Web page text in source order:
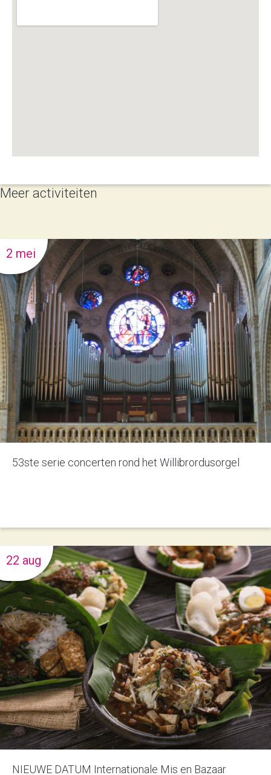
Meer activiteiten
53ste serie concerten rond het Willibrordusorgel
2 mei
NIEUWE DATUM Internationale Mis en Bazaar
22 aug